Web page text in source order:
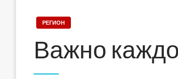
РЕГИОН
Важно